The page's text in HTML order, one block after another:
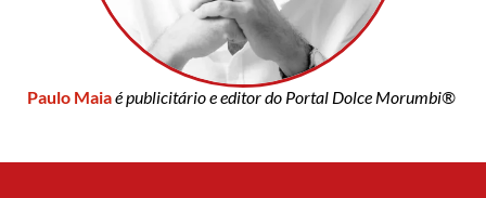
Paulo Maiaé publicitário e editor do Portal Dolce Morumbi®